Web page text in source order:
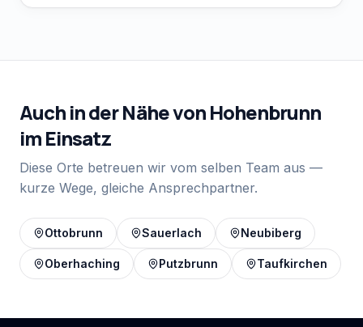
Auch in der Nähe vonHohenbrunn
im Einsatz
Diese Orte betreuen wir vom selben Team aus —
kurze Wege, gleiche Ansprechpartner.
Ottobrunn Sauerlach Neubiberg
Oberhaching Putzbrunn Taufkirchen